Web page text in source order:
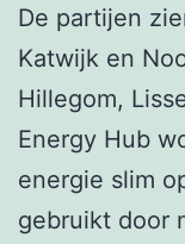
De partijen
Katwijk en
Hillegom,
Energy Hub
energie slim
gebruikt door